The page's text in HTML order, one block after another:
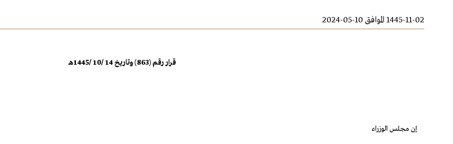
1445-11-02 الموافق 10-05-2024
قرار رقم (863) وتاريخ 14 /10 /1445هـ
إن مجلس الوزراء